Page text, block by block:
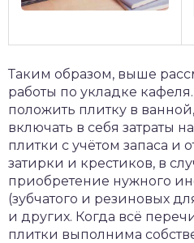
Таким образом, выше
работы по укладке
положить плитку в
включать в себя затраты
плитки с учётом запаса и
затирки и крестиков, в
приобретение нужного
(зубчатого и резиновых
и других. Когда всё
плитки выполнима